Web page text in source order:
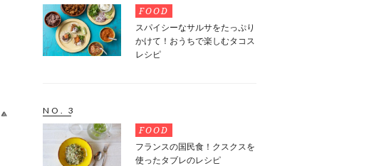
FOOD
スパイシーなサルサをたっぷり
かけて！おうちで楽しむタコス
レシピ
NO. 3
FOOD
フランスの国民食！クスクスを
使ったタブレのレシピ